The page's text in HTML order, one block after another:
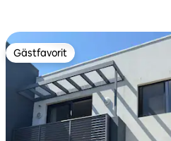
Gästfavorit
Gästfavorit